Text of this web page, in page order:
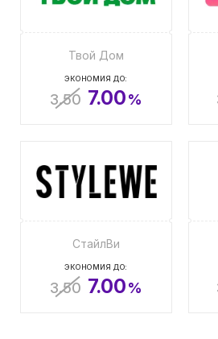
Твой Дом
ЭКОНОМИЯ ДО:
3.50 7.00%
СтайлВи
ЭКОНОМИЯ ДО:
3.50 7.00%